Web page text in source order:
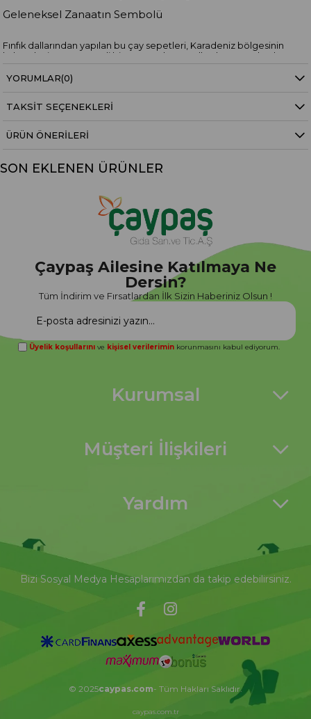
Geleneksel Zanaatın Sembolü
Fınfık dallarından yapılan bu çay sepetleri, Karadeniz bölgesinin
kültürel mirasının önemli bir parçasıdır. Yüzyıllardır süregelen bu
zanaat, günümüzde de ustalar tarafından titizlikle yaşatılmaktadır.
Her bir sepet, ustaların elinden çıkarak, geçmişin izlerini günümüze
taşır. El işçiliği ile üretildiği için, her sepet eşsizdir ve benzeri
YORUMLAR(0)
TAKSIT SEÇENEKLERI
ÜRÜN ÖNERILERI
SON EKLENEN ÜRÜNLER
Çaypaş Ailesine Katılmaya Ne
Dersin?
Tüm İndirim ve Fırsatlardan İlk Sizin Haberiniz Olsun !
Üyelik koşullarını ve kişisel verilerimin korunmasını kabul ediyorum.
Kurumsal
Müşteri İlişkileri
Yardım
Bizi Sosyal Medya Hesaplarımızdan da takip edebilirsiniz.
© 2025caypas.com- Tüm Hakları Saklıdır.
caypas.com.tr